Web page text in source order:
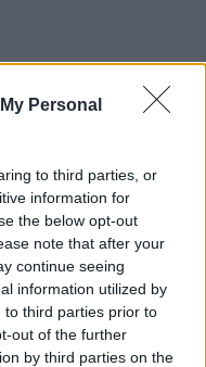
Personal
to third parties, or
information for
the below opt-out
note that after your
continue seeing
information utilized by
to third parties prior to
out of the further
by third parties on the
ft. Edén